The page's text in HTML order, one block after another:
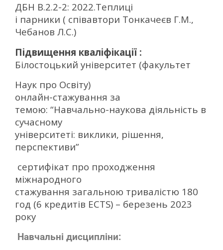
ДБН В.2.2-2: 2022.Теплиці
і парники ( співавтори Тонкачеєв Г.М.,
Чебанов Л.С.)
Підвищення кваліфікації :
Білостоцький університет (факультет
Наук про Освіту)
онлайн-стажування за
темою: “Навчально-наукова діяльність в
сучасному
університеті: виклики, рішення,
перспективи”
сертифікат про проходження
міжнародного
стажування загальною тривалістю 180
год (6 кредитів ECTS) – березень 2023
року
Навчальні дисципліни: